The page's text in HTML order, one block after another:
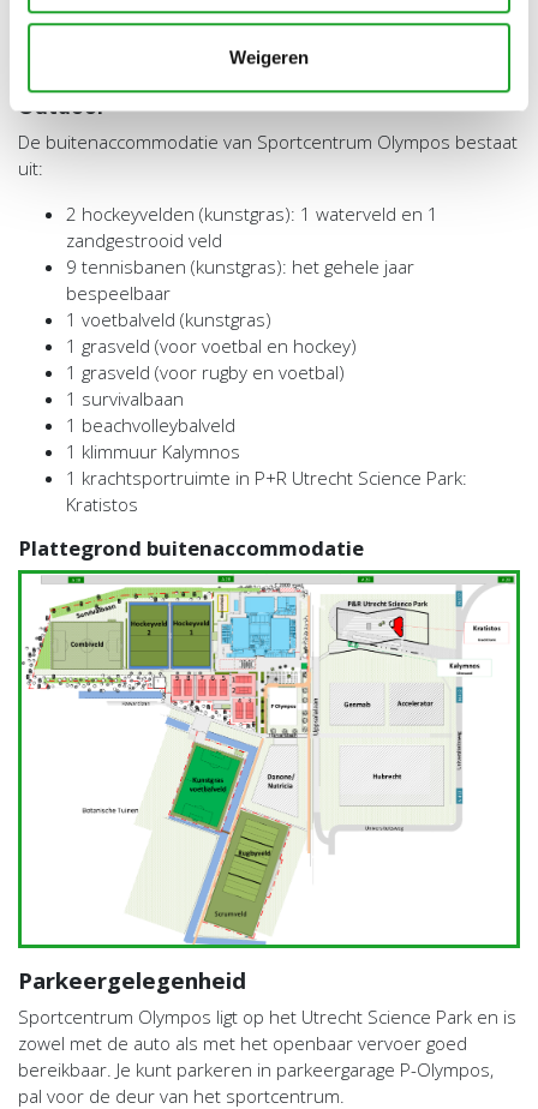
Weigeren
Outdoor
De buitenaccommodatie van Sportcentrum Olympos bestaat
uit:
2 hockeyvelden (kunstgras): 1 waterveld en 1
zandgestrooid veld
9 tennisbanen (kunstgras): het gehele jaar
bespeelbaar
1 voetbalveld (kunstgras)
1 grasveld (voor voetbal en hockey)
1 grasveld (voor rugby en voetbal)
1 survivalbaan
1 beachvolleybalveld
1 klimmuur Kalymnos
1 krachtsportruimte in P+R Utrecht Science Park:
Kratistos
Plattegrond buitenaccommodatie
Parkeergelegenheid
Sportcentrum Olympos ligt op het Utrecht Science Park en is
zowel met de auto als met het openbaar vervoer goed
bereikbaar. Je kunt parkeren in parkeergarage P-Olympos,
pal voor de deur van het sportcentrum.